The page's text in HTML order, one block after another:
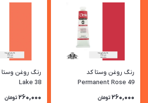
رنگ روغن وستا کد
Permanent Rose 49
260,000 تومان
Lake 38
260,000 تومان